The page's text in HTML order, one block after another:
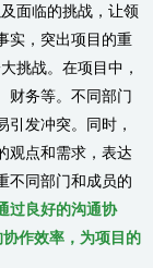
面临的挑战，让领
实，突出项目的重
挑战。在项目中，
财务等。不同部门
引发冲突。同时，
观点和需求，表达
不同部门和成员的
过良好的沟通协
作效率，为项目的